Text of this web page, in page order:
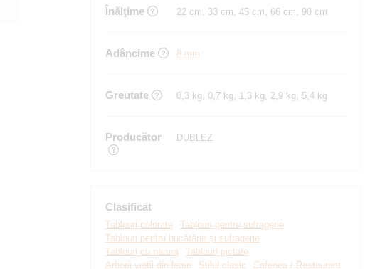
Înălţime 22 cm, 33 cm, 45 cm, 66 cm, 90 cm
Adâncime 8 mm
Greutate 0,3 kg, 0,7 kg, 1,3 kg, 2,9 kg, 5,4 kg
Producător DUBLEZ
Clasificat
Tablouri colorate
Tablouri pentru sufragerie
Tablouri pentru bucătărie și sufragerie
Tablouri cu natura
Tablouri pictate
Arborii vieții din lemn
Stilul clasic Cafenea / Restaurant